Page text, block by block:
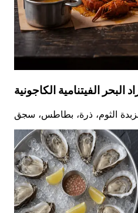
الفيتنامية الكاجونية